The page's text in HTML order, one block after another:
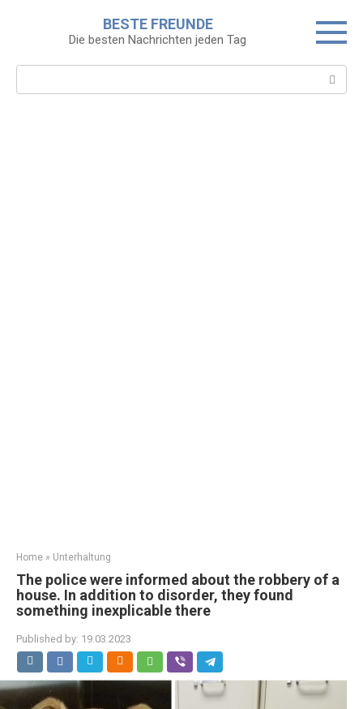
BESTE FREUNDE
Die besten Nachrichten jeden Tag
Search:
Home » Unterhaltung
The police were informed about the robbery of a
house. In addition to disorder, they found
something inexplicable there
Published by: 19.03.2023